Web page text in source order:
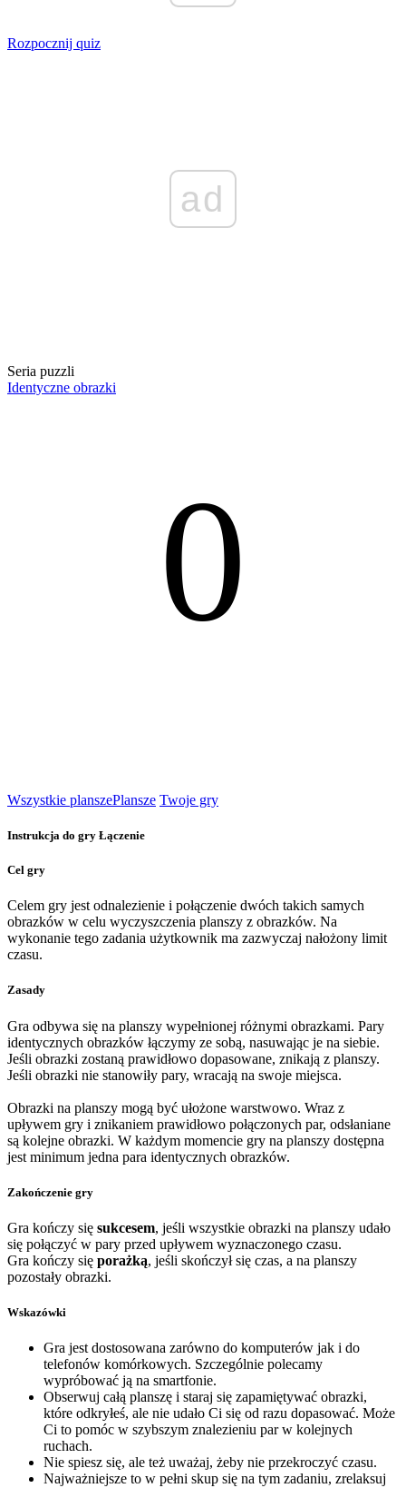
Rozpocznij quiz
ad
Seria puzzli
Identyczne obrazki
0
Wszystkie planszePlansze Twoje gry
Instrukcja do gry Łączenie
Cel gry
Celem gry jest odnalezienie i połączenie dwóch takich samych
obrazków w celu wyczyszczenia planszy z obrazków. Na
wykonanie tego zadania użytkownik ma zazwyczaj nałożony limit
czasu.
Zasady
Gra odbywa się na planszy wypełnionej różnymi obrazkami. Pary
identycznych obrazków łączymy ze sobą, nasuwając je na siebie.
Jeśli obrazki zostaną prawidłowo dopasowane, znikają z planszy.
Jeśli obrazki nie stanowiły pary, wracają na swoje miejsca.
Obrazki na planszy mogą być ułożone warstwowo. Wraz z
upływem gry i znikaniem prawidłowo połączonych par, odsłaniane
są kolejne obrazki. W każdym momencie gry na planszy dostępna
jest minimum jedna para identycznych obrazków.
Zakończenie gry
Gra kończy się sukcesem, jeśli wszystkie obrazki na planszy udało
się połączyć w pary przed upływem wyznaczonego czasu.
Gra kończy się porażką, jeśli skończył się czas, a na planszy
pozostały obrazki.
Wskazówki
Gra jest dostosowana zarówno do komputerów jak i do
telefonów komórkowych. Szczególnie polecamy
wypróbować ją na smartfonie.
Obserwuj całą planszę i staraj się zapamiętywać obrazki,
które odkryłeś, ale nie udało Ci się od razu dopasować. Może
Ci to pomóc w szybszym znalezieniu par w kolejnych
ruchach.
Nie spiesz się, ale też uważaj, żeby nie przekroczyć czasu.
Najważniejsze to w pełni skup się na tym zadaniu, zrelaksuj